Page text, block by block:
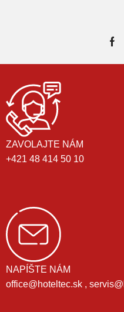
ZAVOLAJTE NÁM
+421 48 414 50 10
NAPÍŠTE NÁM
office@hoteltec.sk ,